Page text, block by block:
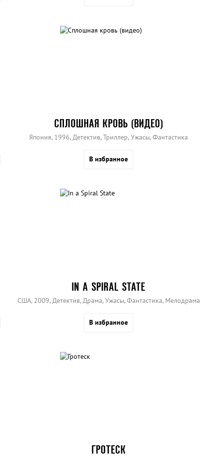
СПЛОШНАЯ КРОВЬ (ВИДЕО)
Япония, 1996, Детектив, Триллер, Ужасы, Фантастика
В избранное
IN A SPIRAL STATE
США, 2009, Детектив, Драма, Ужасы, Фантастика, Мелодрама
В избранное
ГРОТЕСК